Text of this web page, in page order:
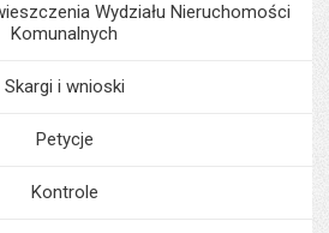
Wydziału Nieruchomości
Komunalnych
Skargi i wnioski
Petycje
Kontrole